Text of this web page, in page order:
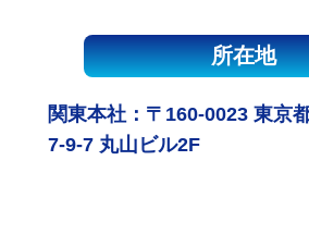
所在地
関東本社：〒160-0023 東京
7-9-7 丸山ビル2F